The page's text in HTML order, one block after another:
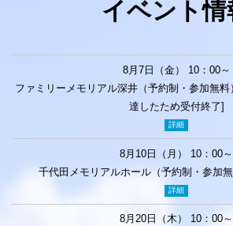
イベント情
8月7日（金） 10：00～
ファミリーメモリアル深井（予約制・参加無
達したため受付終了]
詳細
8月10日（月） 10：00～
千代田メモリアルホール（予約制・参加
詳細
8月20日（木） 10：00～